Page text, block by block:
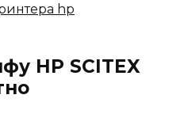
hp
HP SCITEX